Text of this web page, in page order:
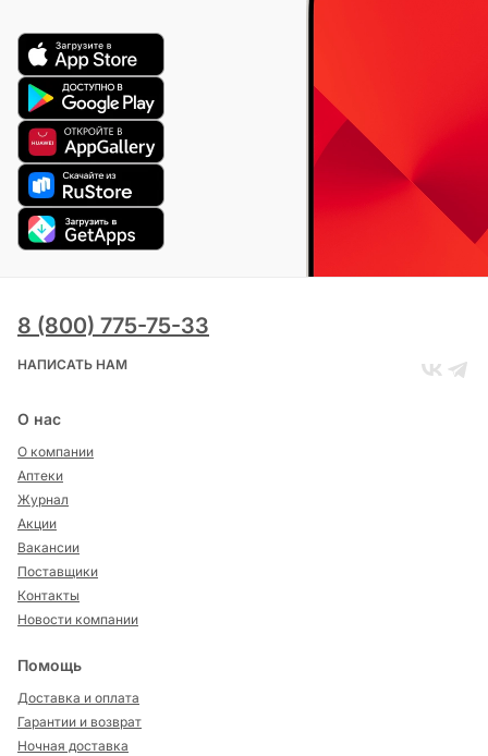
8 (800) 775-75-33
НАПИСАТЬ НАМ
О нас
О компании
Аптеки
Журнал
Акции
Вакансии
Поставщики
Контакты
Новости компании
Помощь
Доставка и оплата
Гарантии и возврат
Ночная доставка